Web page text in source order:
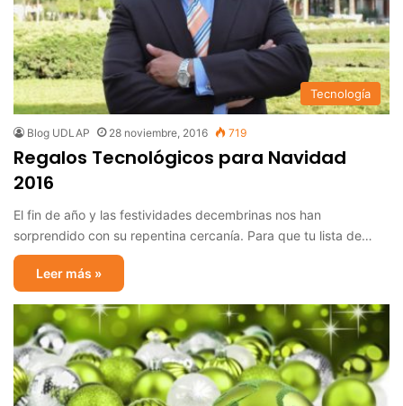
Tecnología
Blog UDLAP 28 noviembre, 2016 719
Regalos Tecnológicos para Navidad
2016
El fin de año y las festividades decembrinas nos han
sorprendido con su repentina cercanía. Para que tu lista de…
Leer más »